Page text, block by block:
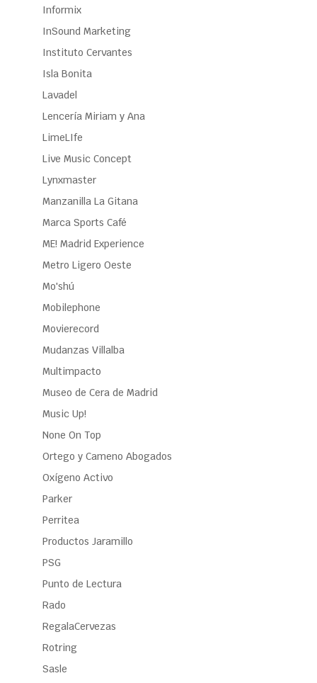
Informix
InSound Marketing
Instituto Cervantes
Isla Bonita
Lavadel
Lencería Miriam y Ana
LimeLIfe
Live Music Concept
Lynxmaster
Manzanilla La Gitana
Marca Sports Café
ME! Madrid Experience
Metro Ligero Oeste
Mo'shú
Mobilephone
Movierecord
Mudanzas Villalba
Multimpacto
Museo de Cera de Madrid
Music Up!
None On Top
Ortego y Cameno Abogados
Oxígeno Activo
Parker
Perritea
Productos Jaramillo
PSG
Punto de Lectura
Rado
RegalaCervezas
Rotring
Sasle